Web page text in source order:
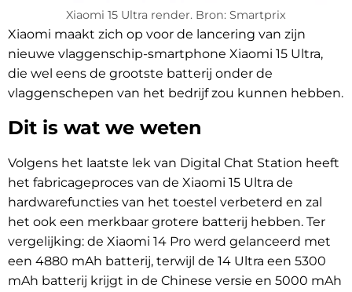
Xiaomi 15 Ultra render. Bron: Smartprix
Xiaomi maakt zich op voor de lancering van zijn
nieuwe vlaggenschip-smartphone Xiaomi 15 Ultra,
die wel eens de grootste batterij onder de
vlaggenschepen van het bedrijf zou kunnen hebben.
Dit is wat we weten
Volgens het laatste lek van Digital Chat Station heeft
het fabricageproces van de Xiaomi 15 Ultra de
hardwarefuncties van het toestel verbeterd en zal
het ook een merkbaar grotere batterij hebben. Ter
vergelijking: de Xiaomi 14 Pro werd gelanceerd met
een 4880 mAh batterij, terwijl de 14 Ultra een 5300
mAh batterij krijgt in de Chinese versie en 5000 mAh